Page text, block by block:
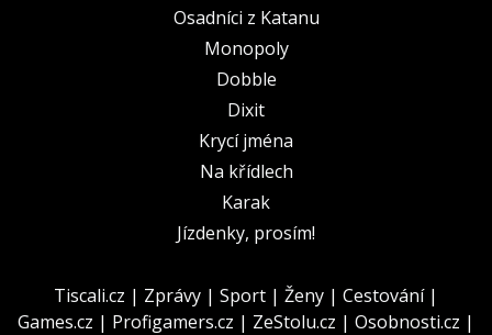
Osadníci z Katanu
Monopoly
Dobble
Dixit
Krycí jména
Na křídlech
Karak
Jízdenky, prosím!
Tiscali.cz | Zprávy | Sport | Ženy | Cestování|
Games.cz | Profigamers.cz | ZeStolu.cz | Osobnosti.cz |